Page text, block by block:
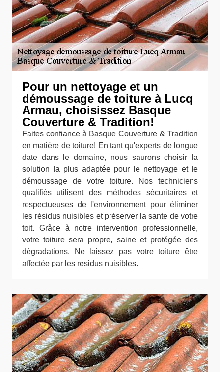
Pour un nettoyage et un
démoussage de toiture à Lucq
Armau, choisissez Basque
Couverture & Tradition!
Faites confiance à Basque Couverture & Tradition
en matière de toiture! En tant qu'experts de longue
date dans le domaine, nous saurons choisir la
solution la plus adaptée pour le nettoyage et le
démoussage de votre toiture. Nos techniciens
qualifiés utilisent des méthodes sécuritaires et
respectueuses de l'environnement pour éliminer
les résidus nuisibles et préserver la santé de votre
toit. Grâce à notre intervention professionnelle,
votre toiture sera propre, saine et protégée des
dégradations. Ne laissez pas votre toiture être
affectée par les résidus nuisibles.